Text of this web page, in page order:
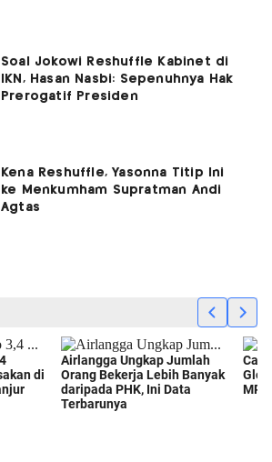
Soal Jokowi Reshuffle Kabinet di
IKN, Hasan Nasbi: Sepenuhnya Hak
Prerogatif Presiden
Kena Reshuffle, Yasonna Titip Ini
ke Menkumham Supratman Andi
Agtas